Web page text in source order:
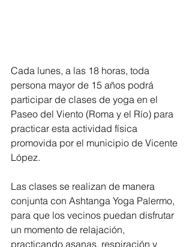
Cada lunes, a las 18 horas, toda
persona mayor de 15 años podrá
participar de clases de yoga en el
Paseo del Viento (Roma y el Río) para
practicar esta actividad física
promovida por el municipio de Vicente
López.
Las clases se realizan de manera
conjunta con Ashtanga Yoga Palermo,
para que los vecinos puedan disfrutar
un momento de relajación,
practicando asanas, respiración y